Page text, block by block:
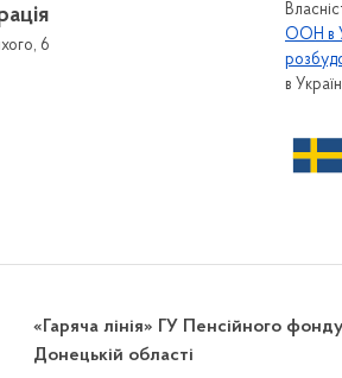
6
ООН в
в
«Гаряча лінія» ГУ Пенсійного
Донецькій області